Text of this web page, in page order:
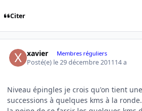
Citer
xavier Membres réguliers
Posté(e) le 29 décembre 201114 a
Niveau épingles je crois qu'on tient
successions à quelques kms à la